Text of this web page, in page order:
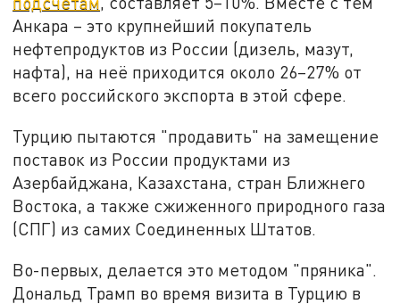
Анкара – это крупнейший покупатель
нефтепродуктов из России (дизель, мазут,
нафта), на неё приходится около 26–27% от
всего российского экспорта в этой сфере.
Турцию пытаются "продавить" на замещение
поставок из России продуктами из
Азербайджана, Казахстана, стран Ближнего
Востока, а также сжиженного природного газа
(СПГ) из самих Соединенных Штатов.
Во-первых, делается это методом "пряника".
Дональд Трамп во время визита в Турцию в